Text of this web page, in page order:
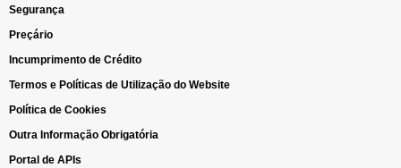
Segurança
Preçário
Incumprimento de Crédito
Termos e Políticas de Utilização do Website
Política de Cookies
Outra Informação Obrigatória
Portal de APIs